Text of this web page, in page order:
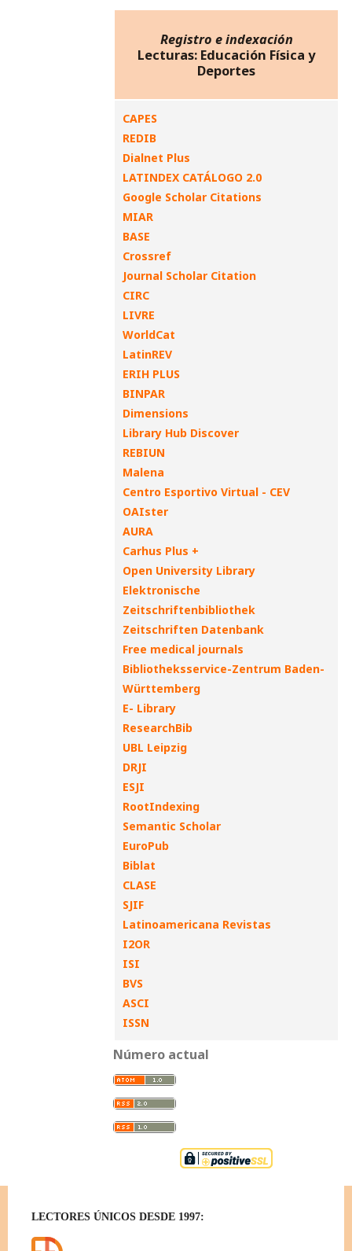
Registro e indexación
Lecturas: Educación Física y
Deportes
CAPES
REDIB
Dialnet Plus
LATINDEX CATÁLOGO 2.0
Google Scholar Citations
MIAR
BASE
Crossref
Journal Scholar Citation
CIRC
LIVRE
WorldCat
LatinREV
ERIH PLUS
BINPAR
Dimensions
Library Hub Discover
REBIUN
Malena
Centro Esportivo Virtual - CEV
OAIster
AURA
Carhus Plus +
Open University Library
Elektronische
Zeitschriftenbibliothek
Zeitschriften Datenbank
Free medical journals
Bibliotheksservice-Zentrum Baden-
Württemberg
E- Library
ResearchBib
UBL Leipzig
DRJI
ESJI
RootIndexing
Semantic Scholar
EuroPub
Biblat
CLASE
SJIF
Latinoamericana Revistas
I2OR
ISI
BVS
ASCI
ISSN
Número actual
LECTORES ÚNICOS DESDE 1997: